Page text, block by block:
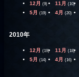
12月 (9) 11月 (10)
5月 (19) 4月 (20)
2010年
12月 (19) 11月 (18)
5月 (14) 4月 (16)